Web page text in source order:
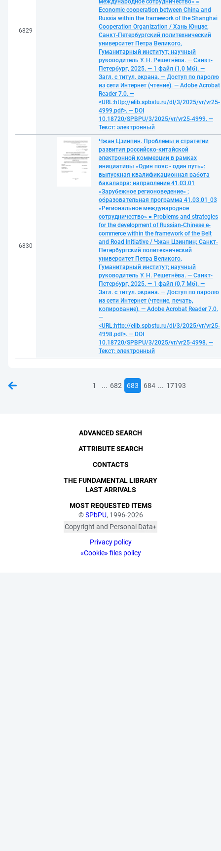
6829
международное сотрудничество» =
Economic cooperation between China and
Russia within the framework of the Shanghai
Cooperation Organization / Хань Юнцзе;
Санкт-Петербургский политехнический
университет Петра Великого,
Гуманитарный институт; научный
руководитель У. Н. Решетнёва. — Санкт-
Петербург, 2025. — 1 файл (1,0 Мб). —
Загл. с титул. экрана. — Доступ по паролю
из сети Интернет (чтение). — Adobe Acrobat
Reader 7.0. —
<URL:http://elib.spbstu.ru/dl/3/2025/vr/vr25-
4999.pdf>. — DOI
10.18720/SPBPU/3/2025/vr/vr25-4999. —
Текст: электронный
6830
Чжан Цзинпин. Проблемы и стратегии
развития российско-китайской
электронной коммерции в рамках
инициативы «Один пояс - один путь»:
выпускная квалификационная работа
бакалавра: направление 41.03.01
«Зарубежное регионоведение» ;
образовательная программа 41.03.01_03
«Региональное международное
сотрудничество» = Problems and strategies
for the development of Russian-Chinese e-
commerce within the framework of the Belt
and Road Initiative / Чжан Цзинпин; Санкт-
Петербургский политехнический
университет Петра Великого,
Гуманитарный институт; научный
руководитель У. Н. Решетнёва. — Санкт-
Петербург, 2025. — 1 файл (0,7 Мб). —
Загл. с титул. экрана. — Доступ по паролю
из сети Интернет (чтение, печать,
копирование). — Adobe Acrobat Reader 7.0.
—
<URL:http://elib.spbstu.ru/dl/3/2025/vr/vr25-
4998.pdf>. — DOI
10.18720/SPBPU/3/2025/vr/vr25-4998. —
Текст: электронный
1 ... 682 683 684 ... 17193
©SPbPU, 1996-2026
Copyright and Personal Data
published with the
consent of the individuals
Privacy policy
«Cookie» files policy
ADVANCED SEARCH
ATTRIBUTE SEARCH
CONTACTS
THE FUNDAMENTAL LIBRARY
LAST ARRIVALS
MOST REQUESTED ITEMS